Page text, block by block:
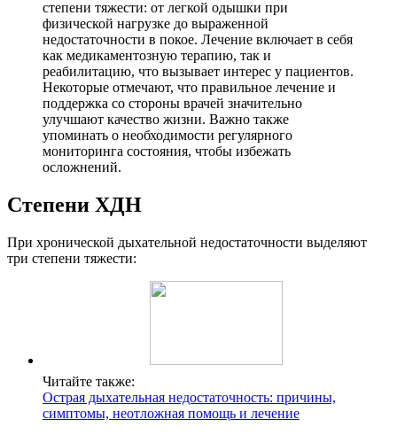
степени тяжести: от легкой одышки при
физической нагрузке до выраженной
недостаточности в покое. Лечение включает в себя
как медикаментозную терапию, так и
реабилитацию, что вызывает интерес у пациентов.
Некоторые отмечают, что правильное лечение и
поддержка со стороны врачей значительно
улучшают качество жизни. Важно также
упоминать о необходимости регулярного
мониторинга состояния, чтобы избежать
осложнений.
Степени ХДН
При хронической дыхательной недостаточности выделяют
три степени тяжести:
Читайте также:
Острая дыхательная недостаточность: причины,
симптомы, неотложная помощь и лечение